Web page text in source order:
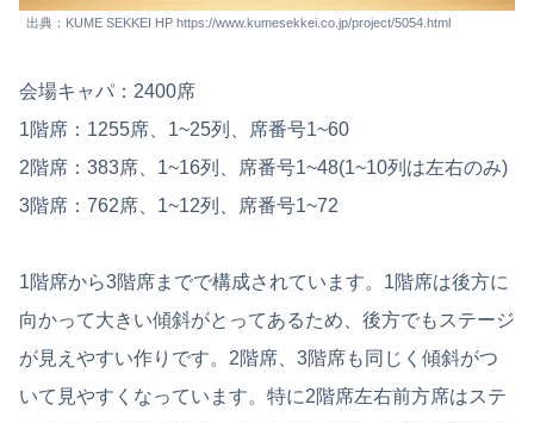
出典：KUME SEKKEI HP https://www.kumesekkei.co.jp/project/5054.html
会場キャパ：2400席
1階席：1255席、1~25列、席番号1~60
2階席：383席、1~16列、席番号1~48(1~10列は左右のみ)
3階席：762席、1~12列、席番号1~72
1階席から3階席までで構成されています。1階席は後方に
向かって大きい傾斜がとってあるため、後方でもステージ
が見えやすい作りです。2階席、3階席も同じく傾斜がつ
いて見やすくなっています。特に2階席左右前方席はステ